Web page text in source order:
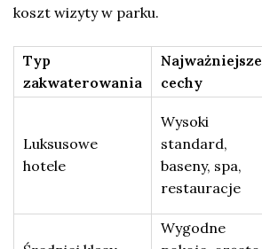
koszt wizyty w parku.
Typ
zakwaterowania
Najważniejsze
cechy
Luksusowe
hotele
Wysoki
standard,
baseny, spa,
restauracje
Wygodne